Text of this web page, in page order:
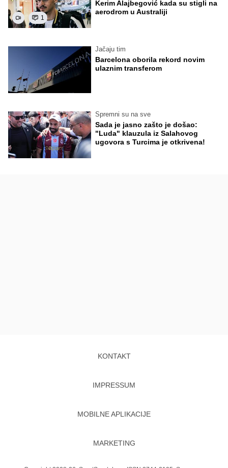
1
Kerim Alajbegović kada su stigli na
aerodrom u Australiji
Jačaju tim
Barcelona oborila rekord novim
ulaznim transferom
Spremni su na sve
Sada je jasno zašto je došao:
"Luda" klauzula iz Salahovog
ugovora s Turcima je otkrivena!
KONTAKT
IMPRESSUM
MOBILNE APLIKACIJE
MARKETING